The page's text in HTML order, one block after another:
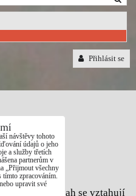
Přihlásit se
a obsah se vztahují
návštěvy tohoto
údajů o jeho
a služby třetích
partnerům v
„Přijmout všechny
tímto zpracováním.
upravit své